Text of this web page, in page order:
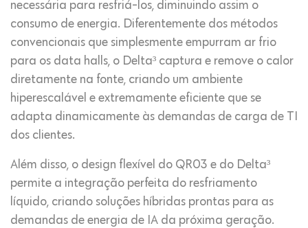
necessária para resfriá-los, diminuindo assim o
consumo de energia. Diferentemente dos métodos
convencionais que simplesmente empurram ar frio
para os data halls, o Delta³ captura e remove o calor
diretamente na fonte, criando um ambiente
hiperescalável e extremamente eficiente que se
adapta dinamicamente às demandas de carga de TI
dos clientes.
Além disso, o design flexível do QR03 e do Delta³
permite a integração perfeita do resfriamento
líquido, criando soluções híbridas prontas para as
demandas de energia de IA da próxima geração.